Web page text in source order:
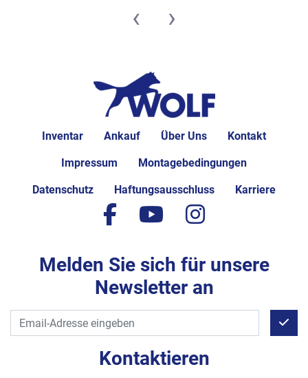
‹ ›
Inventar Ankauf Über Uns Kontakt
Impressum Montagebedingungen
Datenschutz Haftungsausschluss Karriere
Kontaktieren
facebook
youtubeinstagram
Melden Sie sich für unsere
Newsletter an